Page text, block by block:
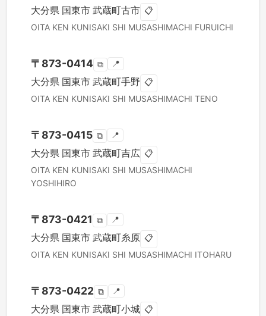
大分県 国東市 武蔵町古市 📋
OITA KEN KUNISAKI SHI MUSASHIMACHI FURUICHI
〒 873-0414 ⧉ 📍
大分県 国東市 武蔵町手野 📋
OITA KEN KUNISAKI SHI MUSASHIMACHI TENO
〒 873-0415 ⧉ 📍
大分県 国東市 武蔵町吉広 📋
OITA KEN KUNISAKI SHI MUSASHIMACHI
YOSHIHIRO
〒 873-0421 ⧉ 📍
大分県 国東市 武蔵町糸原 📋
OITA KEN KUNISAKI SHI MUSASHIMACHI ITOHARU
〒 873-0422 ⧉ 📍
大分県 国東市 武蔵町小城 📋